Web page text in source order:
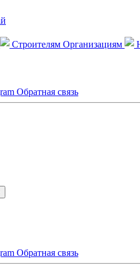
Строителям Организациям
Обратная связь
Обратная связь